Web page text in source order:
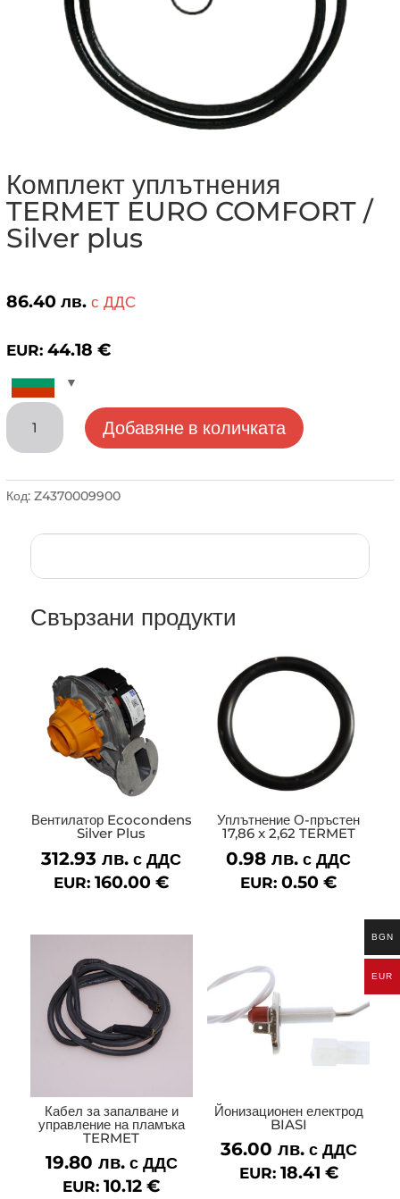
Комплект уплътнения
TERMET EURO COMFORT /
Silver plus
86.40 лв. с ДДС
EUR: 44.18 €
количество
Комплект
TERMET
COMFORT
Silver
Добавяне в количката
Код: Z4370009900
Свързани продукти
Вентилатор Ecocondens
Silver Plus
312.93лв. с ДДС
EUR:160.00€
Уплътнение О-пръстен
17,86 x 2,62 TERMET
0.98 лв. с ДДС
EUR: 0.50 €
Кабел за запалване и
управление на пламъка
TERMET
19.80 лв. с ДДС
EUR:10.12€
Йонизационен електрод
BIASI
36.00 лв. с ДДС
EUR: 18.41 €
BGN
EUR